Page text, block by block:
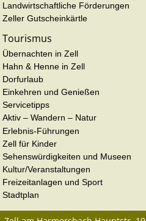
Landwirtschaftliche Förderungen
Zeller Gutscheinkärtle
Tourismus
Übernachten in Zell
Hahn & Henne in Zell
Dorfurlaub
Einkehren und Genießen
Servicetipps
Aktiv – Wandern – Natur
Erlebnis-Führungen
Zell für Kinder
Sehenswürdigkeiten und Museen
Kultur/Veranstaltungen
Freizeitanlagen und Sport
Stadtplan